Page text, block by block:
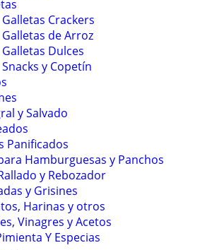
Galletas Crackers
Galletas de Arroz
Galletas Dulces
Snacks y Copetín
y Salvado
Panificados
Hamburguesas y Panchos
y Rebozador
y Grisines
Harinas y otros
Vinagres y Acetos
Y Especias